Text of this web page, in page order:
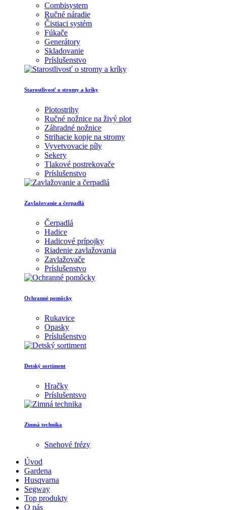
Combisystem
Ručné náradie
Čistiaci systém
Fúkače
Generátory
Skladovanie
Príslušenstvo
Starostlivosť o stromy a kríky
Plotostrihy
Ručné nožnice na živý plot
Záhradné nožnice
Strihacie kopje na stromy
Vyvetvovacie píly
Sekery
Tlakové postrekovače
Príslušenstvo
Zavlažovanie a čerpadlá
Čerpadlá
Hadice
Hadicové prípojky
Riadenie zavlažovania
Zavlažovače
Príslušenstvo
Ochranné pomôcky
Rukavice
Opasky
Príslušenstvo
Detský sortiment
Hračky
Príslušentsvo
Zimná technika
Snehové frézy
Úvod
Gardena
Husqvarna
Segway
Top produkty
O nás